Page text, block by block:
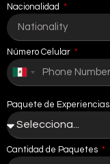
Nacionalidad
Número Celular
Mexico
Paquete de Experiencias
Cantidad de Paquetes